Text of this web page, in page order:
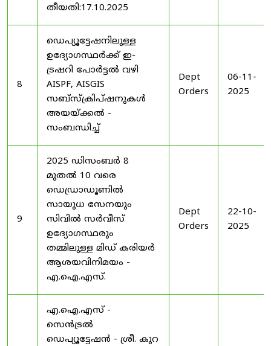
തീയതി:17.10.2025
8
ഡെപ്യൂട്ടേഷനിലുള്ള
ഉദ്യോഗസ്ഥർക്ക് ഇ-
ട്രഷറി പോർട്ടൽ വഴി
AISPF, AISGIS
സബ്‌സ്‌ക്രിപ്‌ഷനുകൾ
അയയ്ക്കൽ -
സംബന്ധിച്ച്
Dept
Orders
06-11-
2025
9
2025 ഡിസംബർ 8
മുതൽ 10 വരെ
ഡെഡ്രാഡൂണിൽ
സായുധ സേനയും
സിവിൽ സർവീസ്
ഉദ്യോഗസ്ഥരും
തമ്മിലുള്ള മിഡ് കരിയർ
ആശയവിനിമയം -
എ.ഐ.എസ്.
Dept
Orders
22-10-
2025
എ.ഐ.എസ് -
സെൻട്രൽ
ഡെപ്യൂട്ടേഷൻ - ശ്രീ. കുറ